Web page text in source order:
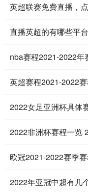
英超联赛免费直播，
直播英超的有哪些平台
nba赛程2021-2022年
英超赛程2021-2022
2022女足亚洲杯具体
2022非洲杯赛程一览
欧冠2021-2022赛季
2022年亚冠中超有几